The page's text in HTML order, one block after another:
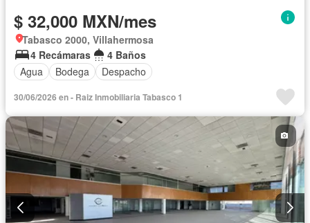
$ 32,000 MXN/mes
Tabasco 2000, Villahermosa
4 Recámaras
4 Baños
Agua
Bodega Despacho
30/06/2026 en - Raiz Inmobiliaria Tabasco 1